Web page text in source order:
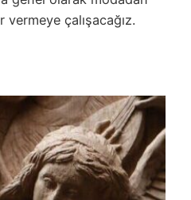
çalışacağız.